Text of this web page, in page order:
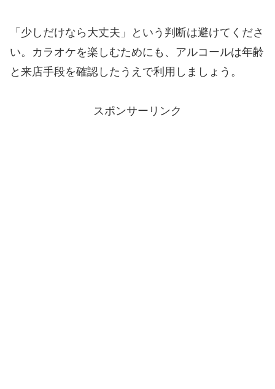
「少しだけなら大丈夫」という判断は避けてくださ
い。カラオケを楽しむためにも、アルコールは年齢
と来店手段を確認したうえで利用しましょう。
スポンサーリンク